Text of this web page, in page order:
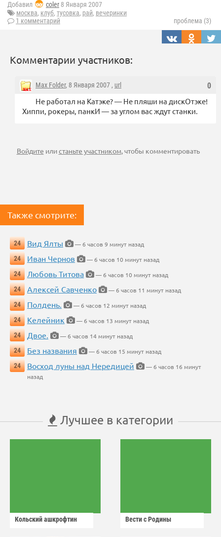
Добавил coler 8 Января 2007
москва, клуб, тусовка, рай, вечеринки
1 комментарий
проблема (3)
Комментарии участников:
0
Max Folder, 8 Января 2007 , url
Не работал на Катэке? — Не пляши на дискОтэке!
Хиппи, рокеры, панкИ — за углом вас ждут станки.
Войдите илистаньте участником, чтобы комментировать
Также смотрите:
24 Вид Ялты
— 6 часов 9 минут назад
24
Иван Чернов
— 6 часов 10 минут назад
24
Любовь Титова
— 6 часов 10 минут назад
24
Алексей Савченко
— 6 часов 11 минут назад
24
Полдень.
— 6 часов 12 минут назад
24
Келейник
— 6 часов 13 минут назад
24
Двое.
— 6 часов 14 минут назад
24
Без названия
— 6 часов 15 минут назад
24
Восход луны над Нередицей
— 6 часов 16 минут
назад
Лучшее в категории
Кольский ашкрофтин Вести с Родины